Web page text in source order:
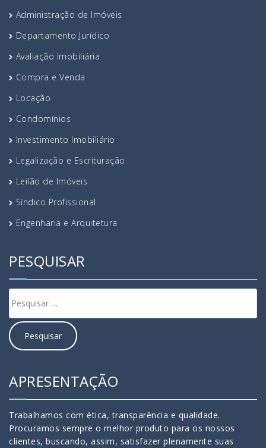
Administração de Imóveis
Departamento Jurídico
Avaliação Imobiliária
Compra e Venda
Locação
Condomínios
Investimento Imobiliário
Legalização e Escrituração
Leilão de Imóveis
Síndico Profissional
Engenharia e Arquitetura
PESQUISAR
APRESENTAÇÃO
Trabalhamos com ética, transparência e qualidade.
Procuramos sempre o melhor produto para os nossos
clientes, buscando, assim, satisfazer plenamente suas